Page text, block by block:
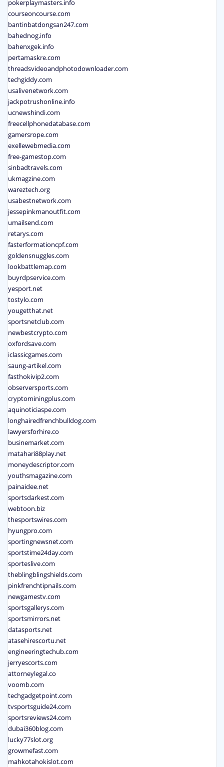
pokerplaymasters.info
courseoncourse.com
bantinbatdongsan247.com
bahednog.info
bahenxgek.info
pertamaskre.com
threadsvideoandphotodownloader.com
techgiddy.com
usalivenetwork.com
jackpotrushonline.info
ucnewshindi.com
freecellphonedatabase.com
gamersrope.com
exellewebmedia.com
free-gamestop.com
sinbadtravels.com
ukmagzine.com
wareztech.org
usabestnetwork.com
jessepinkmanoutfit.com
umailsend.com
retarys.com
fasterformationcpf.com
goldensnuggles.com
lookbattlemap.com
buyrdpservice.com
yesport.net
tostylo.com
yougetthat.net
sportsnetclub.com
newbestcrypto.com
oxfordsave.com
iclassicgames.com
saung-artikel.com
fasthokivip2.com
observersports.com
cryptominingplus.com
aquinoticiaspe.com
longhairedfrenchbulldog.com
lawyersforhire.co
businemarket.com
matahari88play.net
moneydescriptor.com
youthsmagazine.com
painaidee.net
sportsdarkest.com
webtoon.biz
thesportswires.com
hyungpro.com
sportingnewsnet.com
sportstime24day.com
sporteslive.com
theblingblingshields.com
pinkfrenchtipnails.com
newgamestv.com
sportsgallerys.com
sportsmirrors.net
datasports.net
atasehirescortu.net
engineeringtechub.com
jerryescorts.com
attorneylegal.co
voomb.com
techgadgetpoint.com
tvsportsguide24.com
sportsreviews24.com
dubai360blog.com
lucky77slot.org
growmefast.com
mahkotahokislot.com